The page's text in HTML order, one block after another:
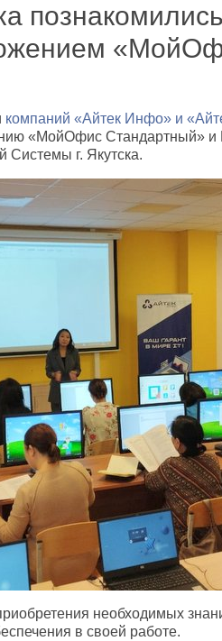
компаний «Айтек Инфо» и
«МойОфис Стандартный»
Системы г. Якутска.
необходимых
в своей работе.